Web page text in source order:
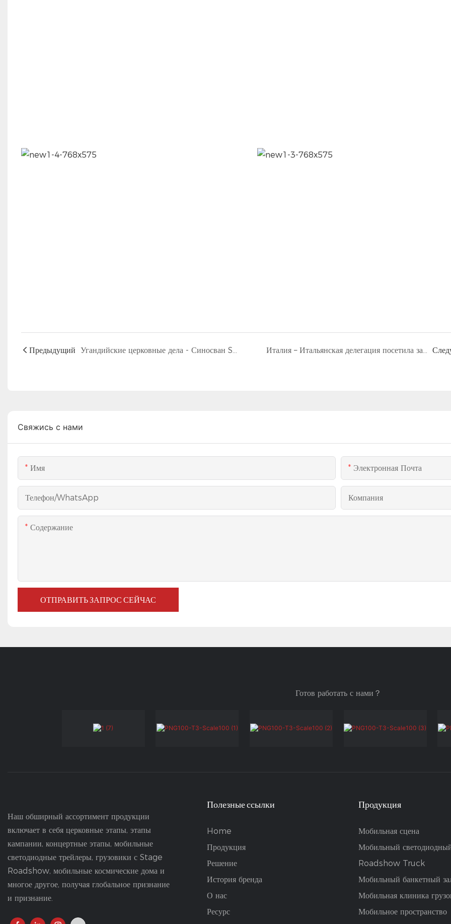
Предыдущий
Свяжись с нами
Имя Электронная Почта
Телефон/WhatsApp Компания
Содержание
ОТПРАВИТЬ ЗАПРОС СЕЙЧАС
Готов работать с нами？
Наш обширный ассортимент продукции
включает в себя церковные этапы, этапы
кампании, концертные этапы, мобильные
светодиодные трейлеры, грузовики с Stage
Roadshow, мобильные космические дома и
многое другое, получая глобальное признание
и признание.
Полезные ссылки
Home
Продукция
Решение
История бренда
О нас
Ресурс
Продукция
Мобильная сцена
Мобильный
Roadshow Truck
Мобильный банкетный
Мобильная клиника
Мобильное пространство